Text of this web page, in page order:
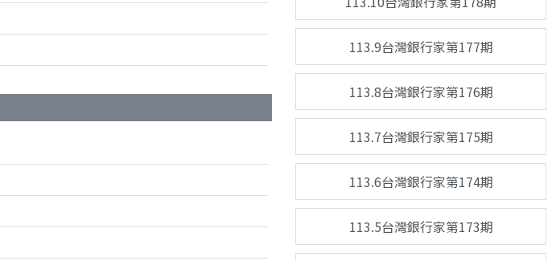
113.9台灣銀行家第177期
113.8台灣銀行家第176期
113.7台灣銀行家第175期
113.6台灣銀行家第174期
113.5台灣銀行家第173期